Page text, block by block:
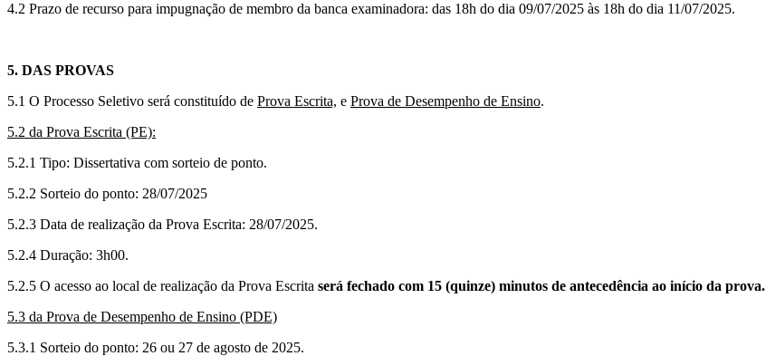
4.2 Prazo de recurso para impugnação de membro da banca examinadora: das 18h do dia 09/07/2025 às 18h do dia 11/07/2025.
5. DAS PROVAS
5.1 O Processo Seletivo será constituído de Prova Escrita, e Prova de Desempenho de Ensino.
5.2 da Prova Escrita (PE):
5.2.1 Tipo: Dissertativa com sorteio de ponto.
5.2.2 Sorteio do ponto: 28/07/2025
5.2.3 Data de realização da Prova Escrita: 28/07/2025.
5.2.4 Duração: 3h00.
5.2.5 O acesso ao local de realização da Prova Escrita será fechado com 15 (quinze) minutos de antecedência ao início da prova.
5.3 da Prova de Desempenho de Ensino (PDE)
5.3.1 Sorteio do ponto: 26 ou 27 de agosto de 2025.